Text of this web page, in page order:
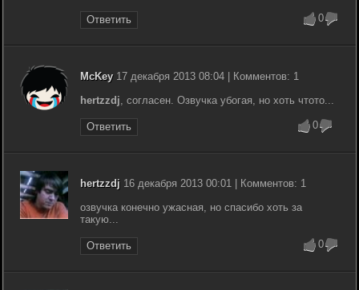
Ответить 0
McKey17 декабря 2013 08:04 | Комментов: 1
hertzzdj, согласен. Озвучка убогая, но хоть чтото...
Ответить 0
hertzzdj 16 декабря 2013 00:01 | Комментов: 1
озвучка конечно ужасная, но спасибо хоть за
такую...
Ответить 0